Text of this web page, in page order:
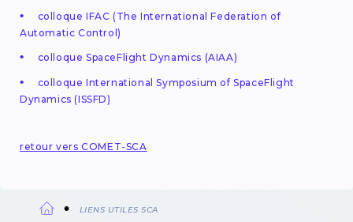
colloque IFAC (The International Federation of
Automatic Control)
colloque SpaceFlight Dynamics (AIAA)
colloque International Symposium of SpaceFlight
Dynamics (ISSFD)
retour vers COMET-SCA
LIENS UTILES SCA